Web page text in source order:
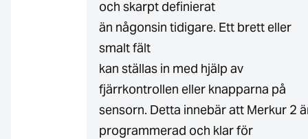
och skarpt definierat
än någonsin tidigare. Ett brett eller
smalt fält
kan ställas in med hjälp av
fjärrkontrollen eller knapparna på
sensorn. Detta innebär att Merkur 2
programmerad och klar för